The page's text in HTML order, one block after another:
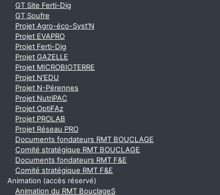
GT Site Ferti-Dig
GT Soufre
Projet Agro-éco-Syst'N
Projet EVAPRO
Projet Ferti-Dig
Projet GAZELLE
Projet MICROBIOTERRE
Projet N'EDU
Projet N-Pérennes
Projet NutriPAC
Projet OptiFAz
Projet PROLAB
Projet Réseau PRO
Documents fondateurs RMT BOUCLAGE
Comité stratégique RMT BOUCLAGE
Documents fondateurs RMT F&E
Comité stratégique RMT F&E
Animation (accès réservé)
Animation du RMT BouclageS